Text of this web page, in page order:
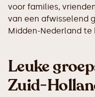
voor families,
van een afwisselend
Midden-Nederland
Leuke
Zuid-